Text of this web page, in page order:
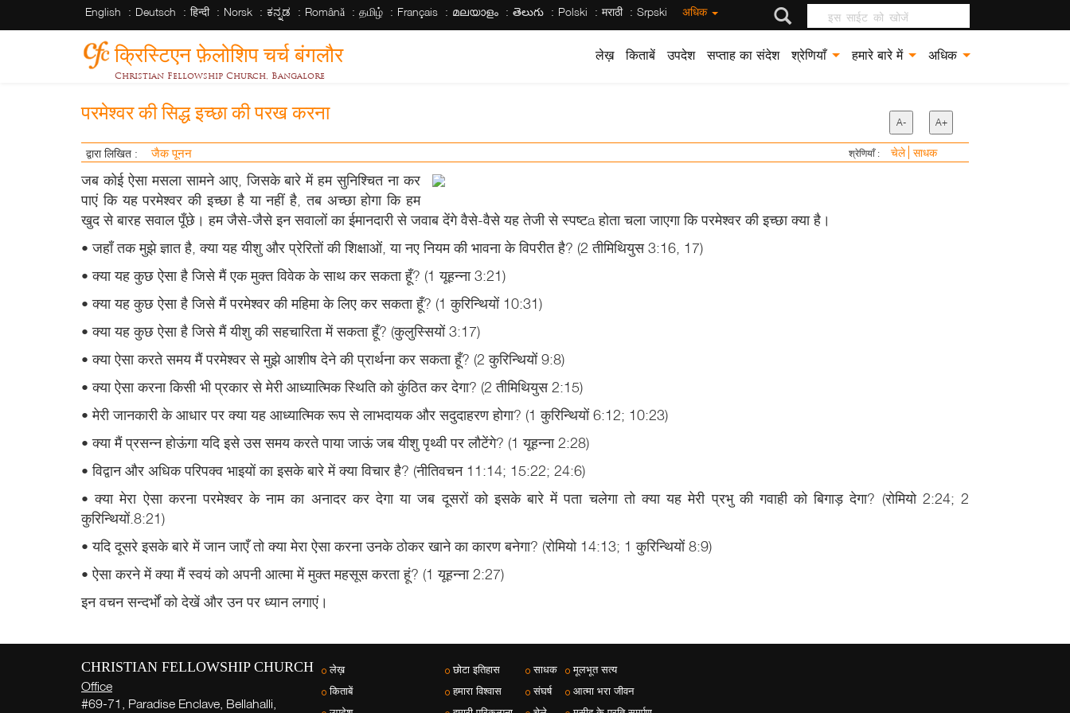
English Deutsch हिन्दी Norsk ಕನ್ನಡ Română தமிழ் Français മലയാളം తెలుగు Polski मराठी Srpski अधिक इस साईट को खोजें
क्रिस्टिएन फ़ेलोशिप चर्च बंगलौर
Christian Fellowship Church, Bangalore
लेख़ किताबें उपदेश सप्ताह का संदेश श्रेणियाँ हमारे बारे में अधिक
परमेश्वर की सिद्ध इच्छा की परख करना A- A+
द्वारा लिखित : जैक पूनन श्रेणियाँ : चेले साधक
जब कोई ऐसा मसला सामने आए, जिसके बारे में हम सुनिश्चित ना कर
पाएं कि यह परमेश्वर की इच्छा है या नहीं है, तब अच्छा होगा कि हम
खुद से बारह सवाल पूँछे। हम जैसे-जैसे इन सवालों का ईमानदारी से जवाब देंगे वैसे-वैसे यह तेजी से स्पष्टa होता चला जाएगा कि परमेश्वर की इच्छा क्या है।
• जहाँ तक मुझे ज्ञात है, क्या यह यीशु और प्रेरितों की शिक्षाओं, या नए नियम की भावना के विपरीत है? (2 तीमिथियुस 3:16, 17)
• क्या यह कुछ ऐसा है जिसे मैं एक मुक्त विवेक के साथ कर सकता हूँ? (1 यूहन्ना 3:21)
• क्या यह कुछ ऐसा है जिसे मैं परमेश्वर की महिमा के लिए कर सकता हूँ? (1 कुरिन्थियों 10:31)
• क्या यह कुछ ऐसा है जिसे मैं यीशु की सहचारिता में सकता हूँ? (कुलुस्सियों 3:17)
• क्या ऐसा करते समय मैं परमेश्वर से मुझे आशीष देने की प्रार्थना कर सकता हूँ? (2 कुरिन्थियों 9:8)
• क्या ऐसा करना किसी भी प्रकार से मेरी आध्यात्मिक स्थिति को कुंठित कर देगा? (2 तीमिथियुस 2:15)
• मेरी जानकारी के आधार पर क्या यह आध्यात्मिक रूप से लाभदायक और सदुदाहरण होगा? (1 कुरिन्थियों 6:12; 10:23)
• क्या मैं प्रसन्न होऊंगा यदि इसे उस समय करते पाया जाऊं जब यीशु पृथ्वी पर लौटेंगे? (1 यूहन्ना 2:28)
• विद्वान और अधिक परिपक्व भाइयों का इसके बारे में क्या विचार है? (नीतिवचन 11:14; 15:22; 24:6)
• क्या मेरा ऐसा करना परमेश्वर के नाम का अनादर कर देगा या जब दूसरों को इसके बारे में पता चलेगा तो क्या यह मेरी प्रभु की गवाही को बिगाड़ देगा? (रोमियो 2:24; 2
कुरिन्थियों.8:21)
• यदि दूसरे इसके बारे में जान जाएँ तो क्या मेरा ऐसा करना उनके ठोकर खाने का कारण बनेगा? (रोमियो 14:13; 1 कुरिन्थियों 8:9)
• ऐसा करने में क्या मैं स्वयं को अपनी आत्मा में मुक्त महसूस करता हूं? (1 यूहन्ना 2:27)
इन वचन सन्दर्भों को देखें और उन पर ध्यान लगाएं।
CHRISTIAN FELLOWSHIP CHURCH
Office
#69-71, Paradise Enclave, Bellahalli,
लेख़
किताबें
छोटा इतिहास
हमारा विश्वास
साधक
संघर्ष
मूलभूत सत्य
आत्मा भरा जीवन